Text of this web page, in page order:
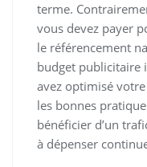
terme.
vous devez payer
le référencement
budget publicitaire
avez optimisé
les bonnes
bénéficier d’un
à dépenser